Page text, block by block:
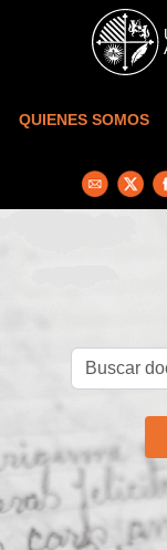
Skip to main content
QUIENES SOMOS